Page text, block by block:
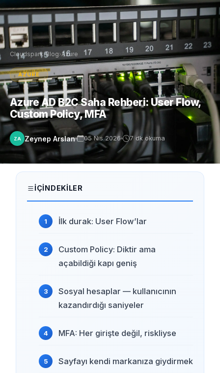
Cloudspark›Blog›Azure
AZURE
Azure AD B2C Saha Rehberi: User Flow,
Custom Policy, MFA
ZA Zeynep Arslan 05 Nis 2026 7 dk okuma
İÇINDEKILER
İlk durak: User Flow’lar
Custom Policy: Diktir ama
açabildiği kapı geniş
Sosyal hesaplar — kullanıcının
kazandırdığı saniyeler
MFA: Her girişte değil, riskliyse
Sayfayı kendi markanıza giydirmek